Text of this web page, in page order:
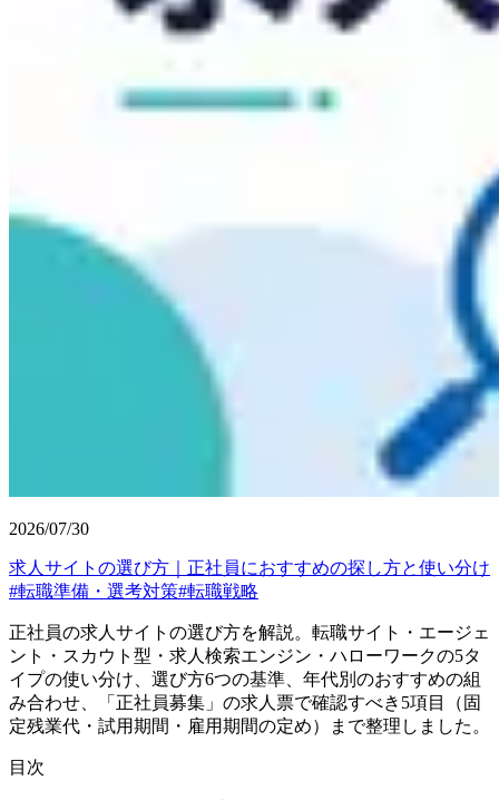
2026/07/30
求人サイトの選び方｜正社員におすすめの探し方と使い分け
#転職準備・選考対策#転職戦略
正社員の求人サイトの選び方を解説。転職サイト・エージェ
ント・スカウト型・求人検索エンジン・ハローワークの5タ
イプの使い分け、選び方6つの基準、年代別のおすすめの組
み合わせ、「正社員募集」の求人票で確認すべき5項目（固
定残業代・試用期間・雇用期間の定め）まで整理しました。
目次